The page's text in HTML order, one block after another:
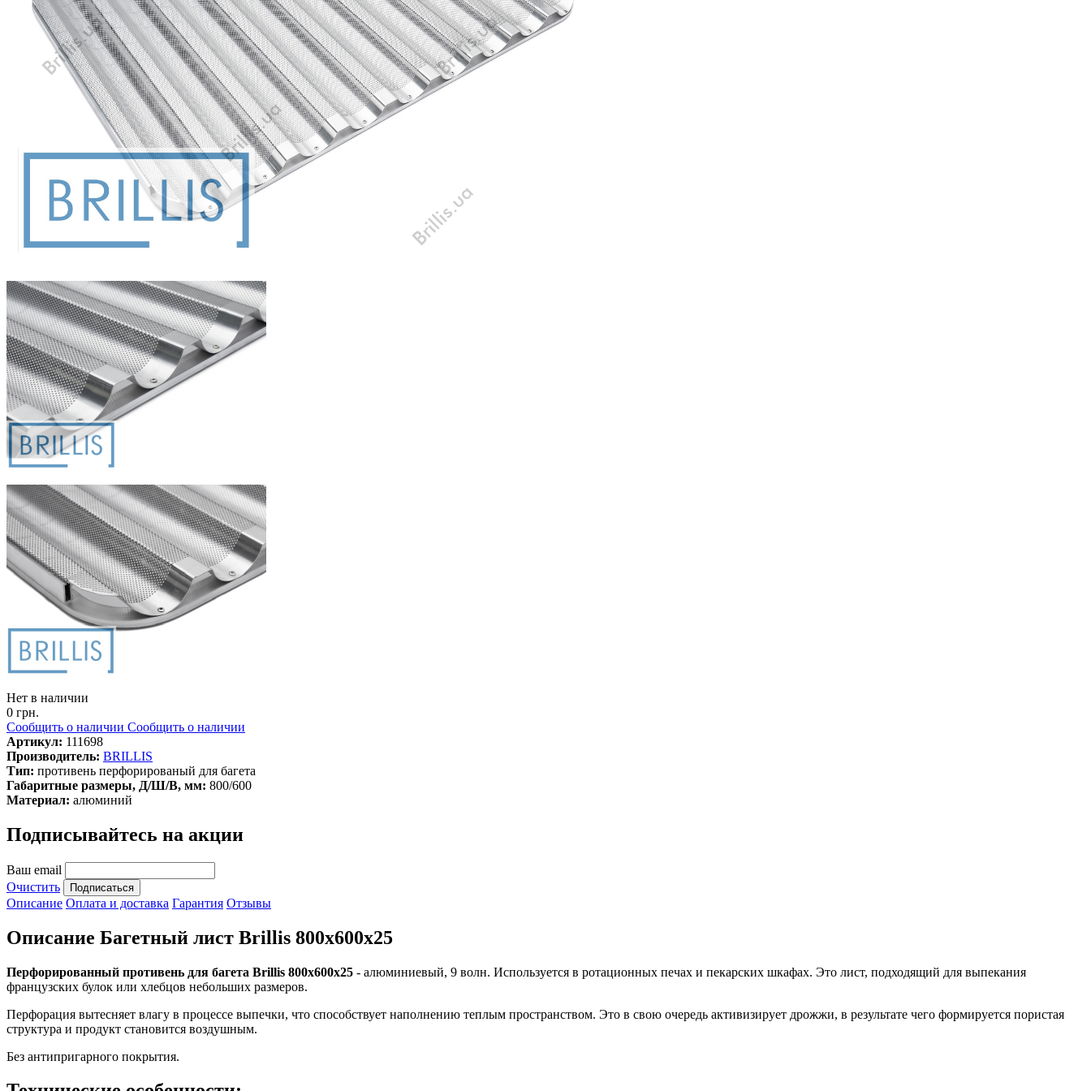
Нет в наличии
0 грн.
Сообщить о наличии Сообщить о наличии
Артикул: 111698
Производитель: BRILLIS
Тип: противень перфорированый для багета
Габаритные размеры, Д/Ш/В, мм: 800/600
Материал: алюминий
Подписывайтесь на акции
Ваш email
Очистить
Описание Оплата и доставка Гарантия Отзывы
Описание Багетный лист Brillis 800x600х25
Перфорированный противень для багета Brillis 800x600х25 - алюминиевый, 9 волн. Используется в ротационных печах и пекарских шкафах. Это лист, подходящий для выпекания
французских булок или хлебцов небольших размеров.
Перфорация вытесняет влагу в процессе выпечки, что способствует наполнению теплым пространством. Это в свою очередь активизирует дрожжи, в результате чего формируется пористая
структура и продукт становится воздушным.
Без антипригарного покрытия.